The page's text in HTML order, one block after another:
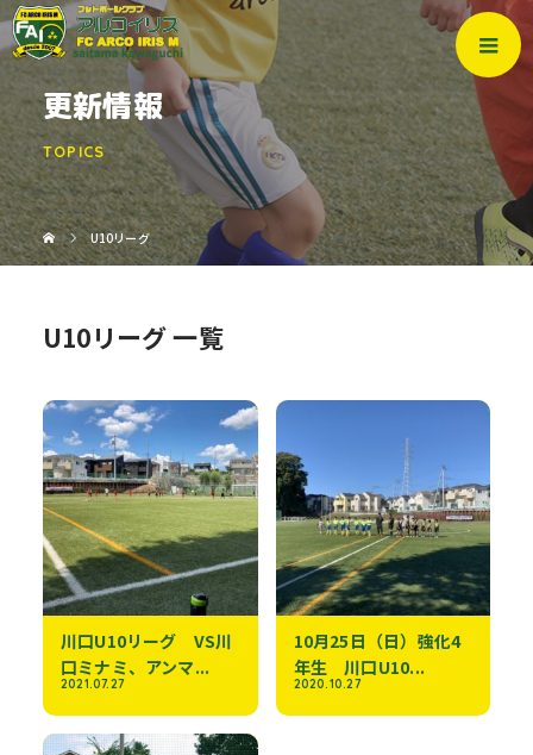
更新情報
TOPICS
U10リーグ
U10リーグ 一覧
川口U10リーグ VS川
口ミナミ、アンマ...
2021.07.27
10月25日（日）強化4
年生 川口U10...
2020.10.27